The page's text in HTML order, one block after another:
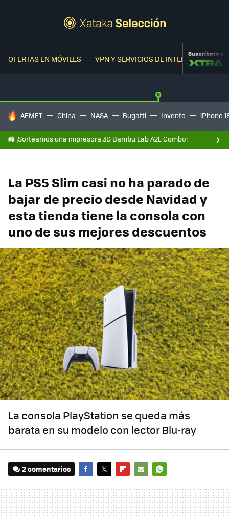
OFERTAS EN MÓVILES VPN Y SERVICIOS DE INTERNETSuscríbete a
HOY SE HABLA DE
AEMET China NASA Bugatti Invento iPhone
🖨️ ¡Sorteamos una impresora 3D Bambu Lab A2L Combo!
La PS5 Slim casi no ha parado de
bajar de precio desde Navidad y
esta tienda tiene la consola con
uno de sus mejores descuentos
La consola PlayStation se queda más
barata en su modelo con lector Blu-ray
2 comentarios
MAIL